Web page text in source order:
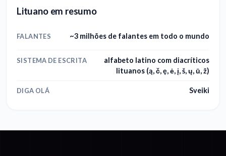
Lituano em resumo
FALANTES ~3 milhões de falantes em todo o mundo
SISTEMA DE ESCRITA
alfabeto latino com diacríticos
lituanos (ą, č, ę, ė, į, š, ų, ū, ž)
DIGA OLÁ Sveiki